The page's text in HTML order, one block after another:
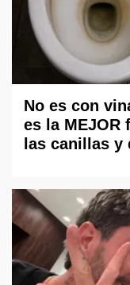
No es con
es la MEJOR
las canillas y